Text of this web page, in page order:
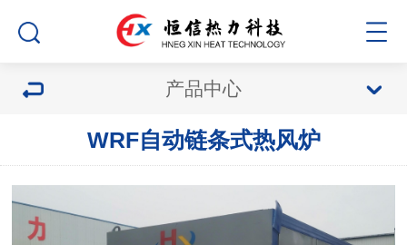
产品中心
WRF自动链条式热风炉